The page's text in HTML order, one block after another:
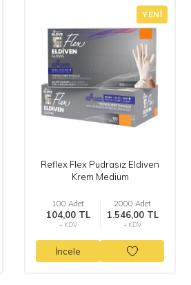
YENI
Reflex Flex Pudrasız Eldiven
Krem Medium
100 Adet
104,00 TL
+ KDV
2000 Adet
1.546,00 TL
+ KDV
İncele